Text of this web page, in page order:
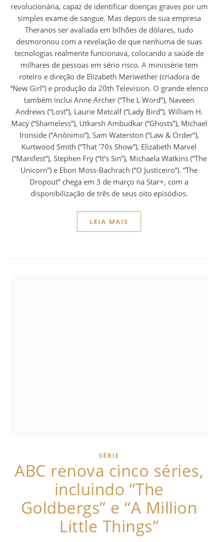
revolucionária, capaz de identificar doenças graves por um
simples exame de sangue. Mas depois de sua empresa
Theranos ser avaliada em bilhões de dólares, tudo
desmoronou com a revelação de que nenhuma de suas
tecnologias realmente funcionava, colocando a saúde de
milhares de pessoas em sério risco. A minissérie tem
roteiro e direção de Elizabeth Meriwether (criadora de
“New Girl”) e produção da 20th Television. O grande elenco
também inclui Anne Archer (“The L Word”), Naveen
Andrews (“Lost”), Laurie Metcalf (“Lady Bird”), William H.
Macy (“Shameless”), Utkarsh Ambudkar (“Ghosts”), Michael
Ironside (“Anônimo”), Sam Waterston (“Law & Order”),
Kurtwood Smith (“That ’70s Show”), Elizabeth Marvel
(“Manifest”), Stephen Fry (“It’s Sin”), Michaela Watkins (“The
Unicorn”) e Ebon Moss-Bachrach (“O Justiceiro”). “The
Dropout” chega em 3 de março na Star+, com a
disponibilização de três de seus oito episódios.
LEIA MAIS
SÉRIE
ABC renova cinco séries,
incluindo “The
Goldbergs” e “A Million
Little Things”